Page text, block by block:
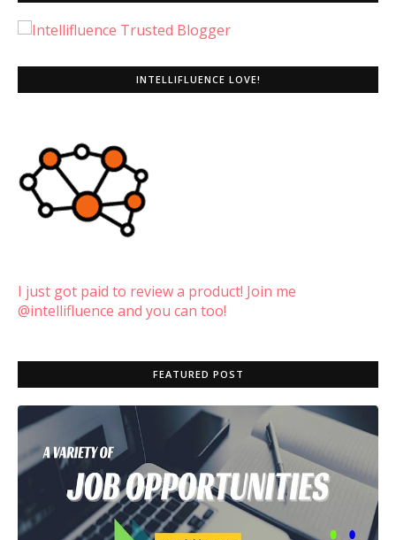
INTELLIFLUENCE LOVE!
I just got paid to review a product! Join me
@intellifluence and you can too!
FEATURED POST